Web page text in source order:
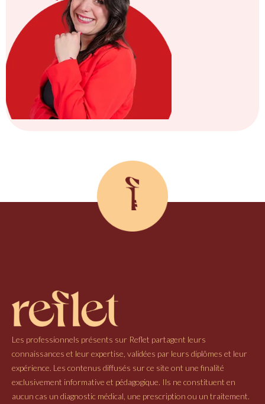
Les professionnels présents sur Reflet partagent leurs
connaissances et leur expertise, validées par leurs diplômes et leur
expérience. Les contenus diffusés sur ce site ont une finalité
exclusivement informative et pédagogique. Ils ne constituent en
aucun cas un diagnostic médical, une prescription ou un traitement.